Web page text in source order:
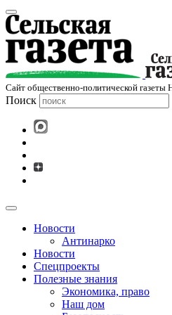
Cайт общественно-политической газеты
Поиск
Новости
Антинарко
Новости
Спецпроекты
Полезные знания
Экономика, право
Наш дом